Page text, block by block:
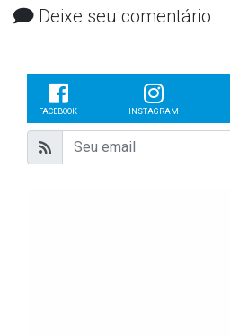
Deixe seu comentário
FACEBOOK INSTAGRAM